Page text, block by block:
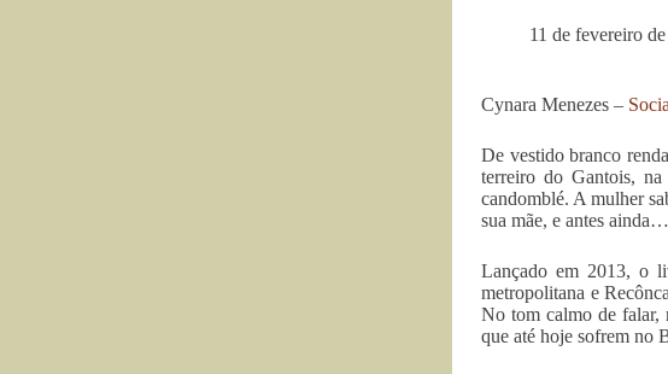
11 de fevereiro
Cynara Menezes –
De vestido branco
terreiro do Gantois,
candomblé. A mulher
sua mãe, e antes
Lançado em 2013, o
metropolitana e
No tom calmo de falar,
que até hoje sofrem no